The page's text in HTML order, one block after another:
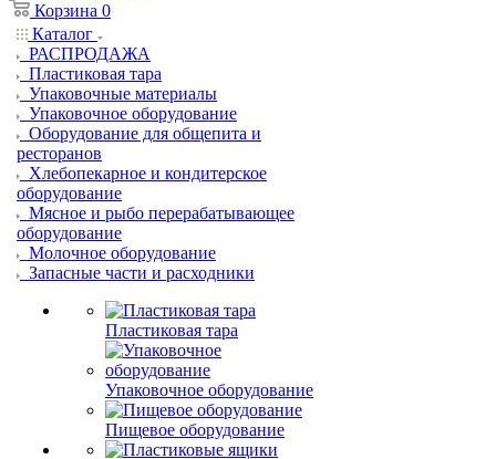
Корзина 0
Каталог
РАСПРОДАЖА
Пластиковая тара
Упаковочные материалы
Упаковочное оборудование
Оборудование для общепита и
ресторанов
Хлебопекарное и кондитерское
оборудование
Мясное и рыбо перерабатывающее
оборудование
Молочное оборудование
Запасные части и расходники
Пластиковая тара
Упаковочное оборудование
Пищевое оборудование